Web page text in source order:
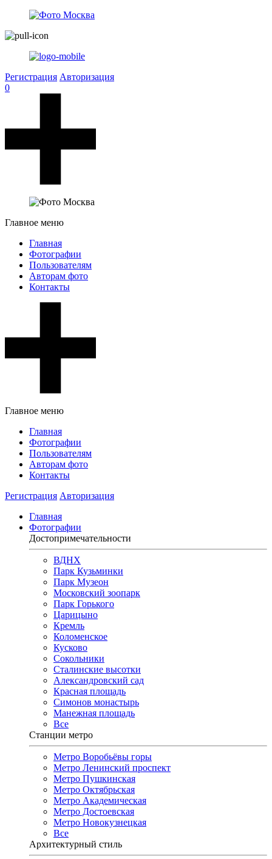
Регистрация Авторизация
0
Главное меню
Главная
Фотографии
Пользователям
Авторам фото
Контакты
Главное меню
Главная
Фотографии
Пользователям
Авторам фото
Контакты
Регистрация Авторизация
Главная
Фотографии
Достопримечательности
ВДНХ
Парк Кузьминки
Парк Музеон
Московский зоопарк
Парк Горького
Царицыно
Кремль
Коломенское
Кусково
Сокольники
Сталинские высотки
Александровский сад
Красная площадь
Симонов монастырь
Манежная площадь
Все
Станции метро
Метро Воробьёвы горы
Метро Ленинский проспект
Метро Пушкинская
Метро Октябрьская
Метро Академическая
Метро Достоевская
Метро Новокузнецкая
Все
Архитектурный стиль